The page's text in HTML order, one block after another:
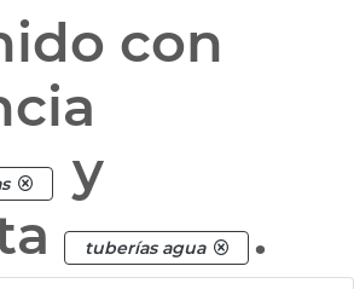
con
y
tuberías agua .